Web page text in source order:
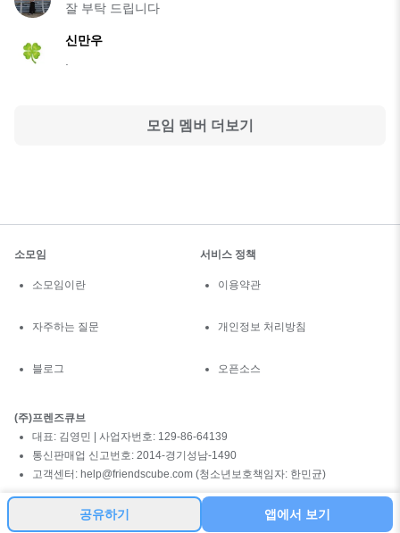
잘 부탁 드립니다
신만우
모임 멤버 더보기
공유하기 앱에서 보기
소모임
소모임이란
자주하는 질문
블로그
서비스 정책
이용약관
개인정보 처리방침
오픈소스
(주)프렌즈큐브
대표: 김영민 | 사업자번호: 129-86-64139
통신판매업 신고번호: 2014-경기성남-1490
고객센터: help@friendscube.com (청소년보호책임자: 한민균)